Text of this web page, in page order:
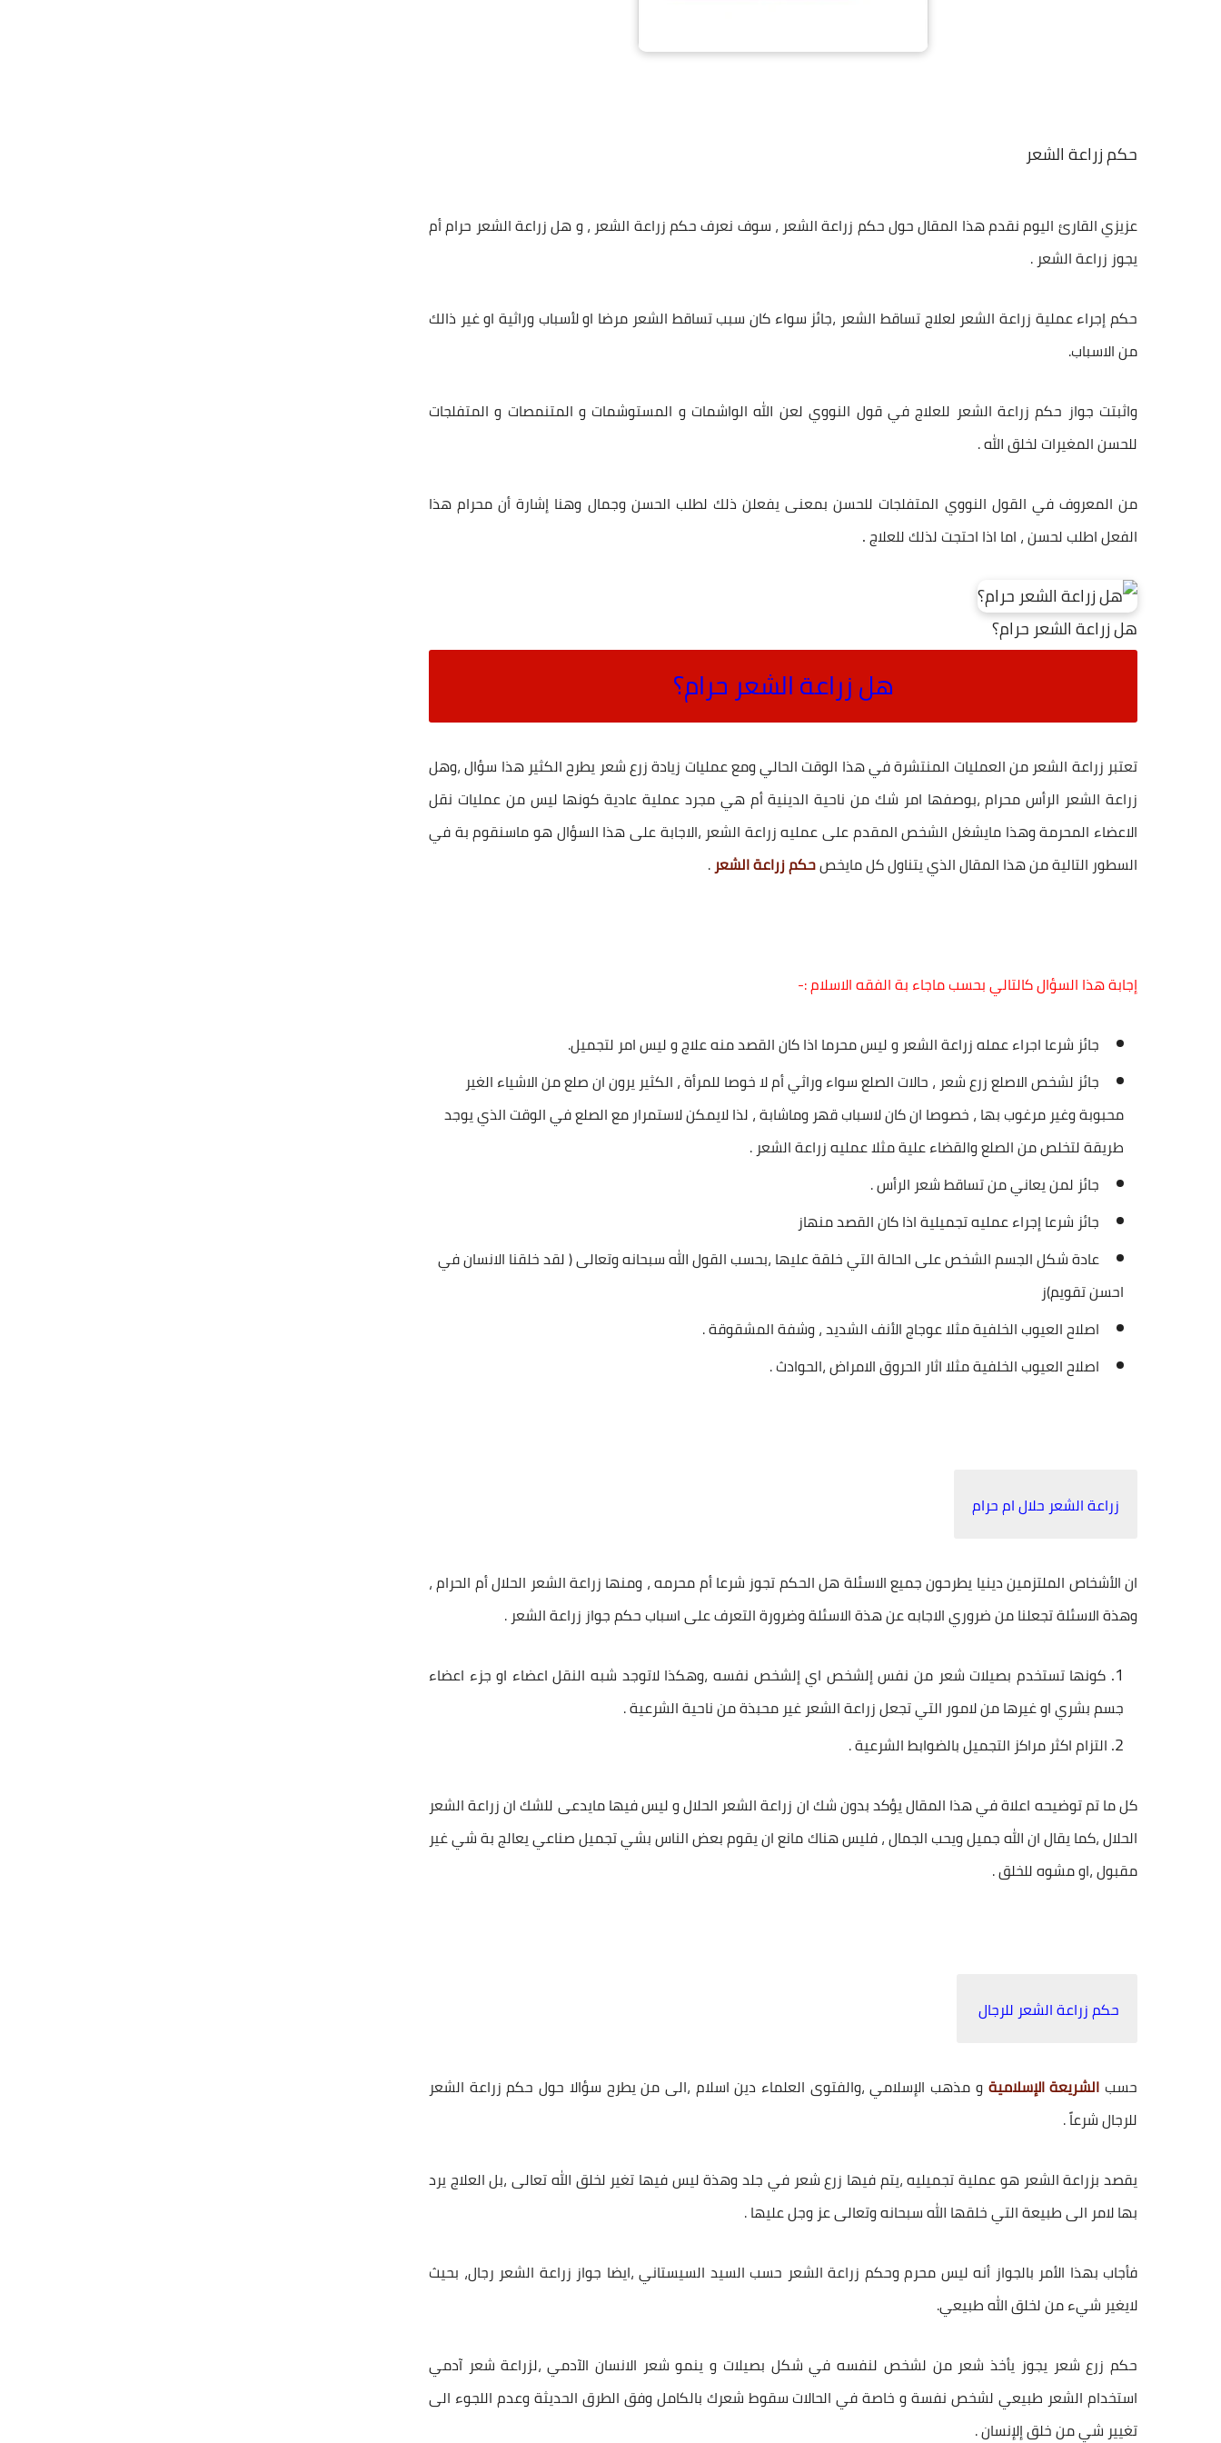
حكم زراعة الشعر
عزيزي القارئ اليوم نقدم هذا المقال حولحكم زراعة الشعر ، سوف نعرف حكم زراعة الشعر ، و هلزراعة الشعر حرام أم
يجوز زراعة الشعر .
حكمإجراء عملية زراعة الشعر لعلاج تساقط الشعر ،جائز سواء كان سبب تساقط الشعر مرضا او لأسباب وراثية او غير ذالك
من الاسباب.
واثبتت جواز حكم زراعة الشعر للعلاج في قول النووي لعن الله الواشمات و المستوشمات و المتنمصات و المتفلجات
للحسن المغيرات لخلق الله .
من المعروف في القول النووي المتفلجات للحسن بمعنى يفعلن ذلك لطلب الحسن وجمال وهنا إشارة أن محرام هذا
الفعل اطلب لحسن ، اما اذا احتجت لذلك للعلاج.
هل زراعة الشعر حرام؟
هل زراعة الشعر حرام؟
تعتبر زراعة الشعر من العمليات المنتشرة في هذا الوقت الحالي ومع عمليات زيادة زرع شعر يطرح الكثير هذا سؤال ،وهل
زراعة الشعر الرأس محرام ،بوصفها امر شك من ناحية الدينية أم هي مجرد عملية عادية كونها ليس من عمليات نقل
الاعضاء المحرمة وهذا مايشغل الشخص المقدم على عمليهزراعة الشعر ،الاجابة على هذا السؤال هو ماسنقوم بة في
السطور التالية من هذا المقال الذي يتناول كل مايخصحكم زراعة الشعر.
إجابة هذا السؤال كالتالي بحسب ماجاء بة الفقه الاسلام :-
جائز شرعا اجراء عملهزراعة الشعر و ليس محرما اذا كان القصد منه علاج و ليس امر لتجميل.
جائز لشخص الاصلعزرع شعر ، حالات الصلع سواء وراثي أم لا خوصا للمرأة ، الكثير يرون ان صلع من الاشياء الغير
محبوبة وغير مرغوب بها ، خصوصا ان كان لاسباب قهر وماشابة ، لذا لايمكن لاستمرار مع الصلع في الوقت الذي يوجد
طريقة لتخلص من الصلع والقضاء علية مثلا عمليهزراعة الشعر .
جائز لمن يعاني من تساقط شعر الرأس .
جائز شرعا إجراء عمليه تجميلية اذا كان القصد منهاز
عادة شكل الجسم الشخص على الحالة التي خلقة عليها ،بحسب القول الله سبحانه وتعالى ( لقد خلقنا الانسان في
احسن تقويم)ز
اصلاح العيوب الخلفية مثلا عوجاج الأنف الشديد ، وشفة المشقوقة .
اصلاح العيوب الخلفية مثلا اثار الحروق الامراض ،الحوادث .
زراعة الشعر حلال ام حرام
ان الأشخاص الملتزمين دينيا يطرحون جميع الاسئلة هلالحكمتجوز شرعا أم محرمه ، ومنها زراعة الشعر الحلال أم الحرام،
وهذة الاسئلة تجعلنا من ضروري الاجابه عن هذة الاسئلة وضرورة التعرف على اسبابحكمجواز زراعة الشعر .
كونها تستخدم بصيلات شعر من نفس إلشخص اي إلشخص نفسه ،وهكذا لاتوجد شبه النقل اعضاء او جزء اعضاء
جسم بشري او غيرها من لامور التي تجعل زراعة الشعر غير محبذة من ناحية الشرعية .
التزام اكثر مراكز التجميل بالضوابط الشرعية .
كل ما تم توضيحه اعلاة في هذا المقال يؤكد بدون شك ان زراعة الشعر الحلالو ليس فيها مايدعى للشك انزراعة الشعر
الحلال ،كما يقال ان الله جميل ويحب الجمال ، فليس هناك مانع ان يقوم بعض الناس بشي تجميل صناعي يعالج بة شي غير
مقبول ،او مشوه للخلق .
حكم زراعة الشعر للرجال
حسب الشريعة الإسلامية و مذهب الإسلامي ،والفتوى العلماء دين اسلام ،الى من يطرح سؤالا حول حكم زراعة الشعر
للرجالشرعاً .
يقصد بزراعة الشعر هو عملية تجميليه ،يتم فيها زرع شعر في جلد وهذة ليس فيها تغير لخلق الله تعالى ،بل العلاج يرد
بها لامر الى طبيعة التي خلقها الله سبحانه وتعالى عز وجل عليها .
فأجاب بهذا الأمر بالجواز أنه ليس محرم وحكم زراعة الشعر حسب السيد السيستاني ،ايضا جواز زراعة الشعر رجال، بحيث
لايغير شيء من لخلق الله طبيعي.
حكم زرع شعر يجوز يأخذ شعر من لشخص لنفسه في شكل بصيلات و ينمو شعر الانسان الآدمي ،لزراعة شعر آدمي
استخدام الشعر طبيعي لشخص نفسة و خاصة في الحالات سقوط شعرك بالكامل وفق الطرق الحديثة وعدم اللجوء الى
تغيير شي من خلق إلإنسان .